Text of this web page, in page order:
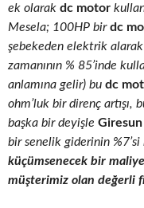
ek olarak dc motor
Mesela; 100HP birdc
şebekeden elektrik
zamanının % 85’inde
anlamına gelir) bu dc
ohm’luk bir direnç
başka bir deyişle
bir senelik giderinin
küçümsenecek bir
müşterimiz olan değerli